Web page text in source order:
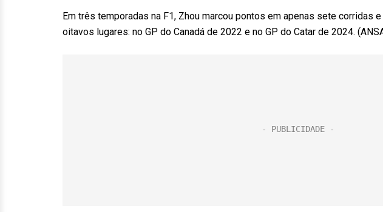
Em três temporadas na F1, Zhou marcou pontos em apenas sete corridas
oitavos lugares: no GP do Canadá de 2022 e no GP do Catar de 2024.